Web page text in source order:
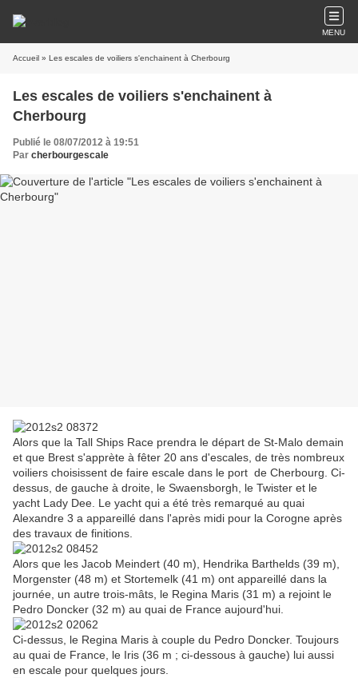
MENU
Accueil » Les escales de voiliers s'enchainent à Cherbourg
Les escales de voiliers s'enchainent à
Cherbourg
Publié le 08/07/2012 à 19:51
Par cherbourgescale
Alors que la Tall Ships Race prendra le départ de St-Malo demain
et que Brest s'apprète à fêter 20 ans d'escales, de très nombreux
voiliers choisissent de faire escale dans le port de Cherbourg. Ci-
dessus, de gauche à droite, le Swaensborgh, le Twister et le
yacht Lady Dee. Le yacht qui a été très remarqué au quai
Alexandre 3 a appareillé dans l'après midi pour la Corogne après
des travaux de finitions.
Alors que les Jacob Meindert (40 m), Hendrika Barthelds (39 m),
Morgenster (48 m) et Stortemelk (41 m) ont appareillé dans la
journée, un autre trois-mâts, le Regina Maris (31 m) a rejoint le
Pedro Doncker (32 m) au quai de France aujourd'hui.
Ci-dessus, le Regina Maris à couple du Pedro Doncker. Toujours
au quai de France, le Iris (36 m ; ci-dessous à gauche) lui aussi
en escale pour quelques jours.